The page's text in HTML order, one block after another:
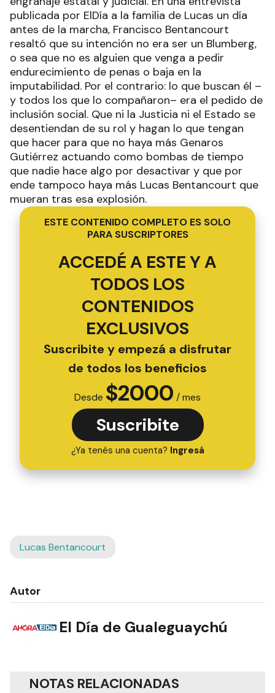
publicada por ElDía a la familia de Lucas un día
antes de la marcha, Francisco Bentancourt
resaltó que su intención no era ser un Blumberg,
o sea que no es alguien que venga a pedir
endurecimiento de penas o baja en la
imputabilidad. Por el contrario: lo que buscan él –
y todos los que lo compañaron– era el pedido de
inclusión social. Que ni la Justicia ni el Estado se
desentiendan de su rol y hagan lo que tengan
que hacer para que no haya más Genaros
Gutiérrez actuando como bombas de tiempo
que nadie hace algo por desactivar y que por
ende tampoco haya más Lucas Bentancourt que
mueran tras esa explosión.
ESTE CONTENIDO COMPLETO ES SOLO
PARA SUSCRIPTORES
ACCEDÉ A ESTE Y A
TODOS LOS
CONTENIDOS
EXCLUSIVOS
Suscribite y empezá a disfrutar
de todos los beneficios
Desde $2000 / mes
Suscribite
¿Ya tenés una cuenta? Ingresá
Lucas Bentancourt
Autor
El Día de Gualeguaychú
NOTAS RELACIONADAS